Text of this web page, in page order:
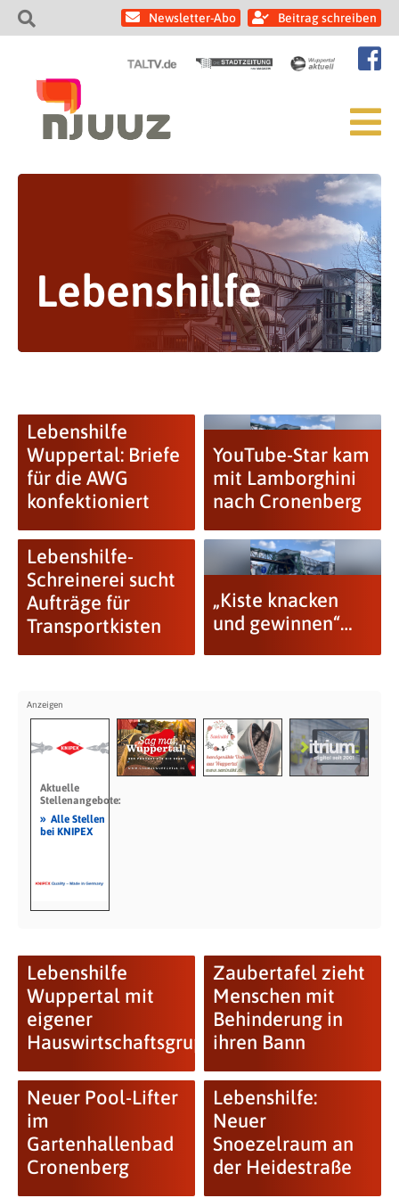
Newsletter-Abo Beitrag schreiben
Lebenshilfe
Lebenshilfe
Wuppertal: Briefe
für die AWG
konfektioniert
YouTube-Star kam
mit Lamborghini
nach Cronenberg
Lebenshilfe-
Schreinerei sucht
Aufträge für
Transportkisten
„Kiste knacken
und gewinnen“…
Aktuelle
Stellenangebote:
» Alle Stellen
bei KNIPEX
Lebenshilfe
Wuppertal mit
eigener
Hauswirtschaftsgruppe
Zaubertafel zieht
Menschen mit
Behinderung in
ihren Bann
Neuer Pool-Lifter
im
Gartenhallenbad
Cronenberg
Lebenshilfe:
Neuer
Snoezelraum an
der Heidestraße